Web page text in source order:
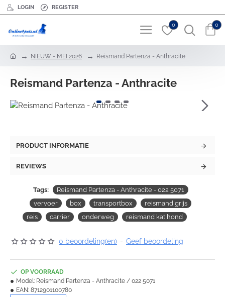
LOGIN REGISTER
0 0
e
NIEUW - MEI 2026 Reismand Partenza - Anthracite
Reismand Partenza - Anthracite
PRODUCT INFORMATIE
REVIEWS
Tags:
Reismand Partenza - Anthracite - 022 5071
vervoer
box transportbox
reismand grijs
reis
carrier onderweg reismand kat hond
0 beoordeling(en) - Geef beoordeling
OP VOORRAAD
Model: Reismand Partenza - Anthracite / 022 5071
EAN: 8712901100780